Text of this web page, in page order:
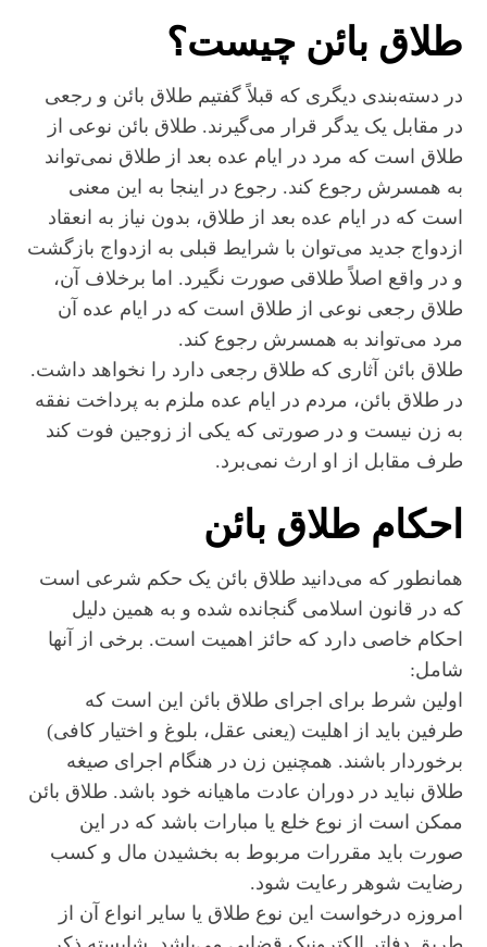
طلاق بائن چیست؟
در دسته‌بندی دیگری که قبلاً گفتیم طلاق بائن و رجعی
در مقابل یک یدگر قرار می‌گیرند. طلاق بائن نوعی از
طلاق است که مرد در ایام عده بعد از طلاق نمی‌تواند
به همسرش رجوع کند. رجوع در اینجا به این معنی
است که در ایام عده بعد از طلاق، بدون نیاز به انعقاد
ازدواج جدید می‌توان با شرایط قبلی به ازدواج بازگشت
و در واقع اصلاً طلاقی صورت نگیرد. اما برخلاف آن،
طلاق رجعی نوعی از طلاق است که در ایام عده آن
مرد می‌تواند به همسرش رجوع کند.
طلاق بائن آثاری که طلاق رجعی دارد را نخواهد داشت.
در طلاق بائن، مردم در ایام عده ملزم به پرداخت نفقه
به زن نیست و در صورتی که یکی از زوجین فوت کند
طرف مقابل از او ارث نمی‌برد.
احکام طلاق بائن
همانطور که می‌دانید طلاق بائن یک حکم شرعی است
که در قانون اسلامی گنجانده شده و به همین دلیل
احکام خاصی دارد که حائز اهمیت است. برخی از آنها
شامل:
اولین شرط برای اجرای طلاق بائن این است که
طرفین باید از اهلیت (یعنی عقل، بلوغ و اختیار کافی)
برخوردار باشند. همچنین زن در هنگام اجرای صیغه
طلاق نباید در دوران عادت ماهیانه خود باشد. طلاق بائن
ممکن است از نوع خلع یا مبارات باشد که در این
صورت باید مقررات مربوط به بخشیدن مال و کسب
رضایت شوهر رعایت شود.
امروزه درخواست این نوع طلاق یا سایر انواع آن از